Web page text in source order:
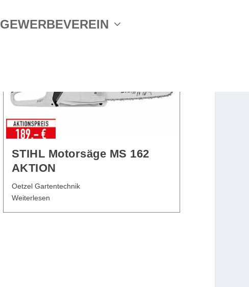
GEWERBEVEREIN
STIHL Motorsäge MS 162
AKTION
Oetzel Gartentechnik
Weiterlesen